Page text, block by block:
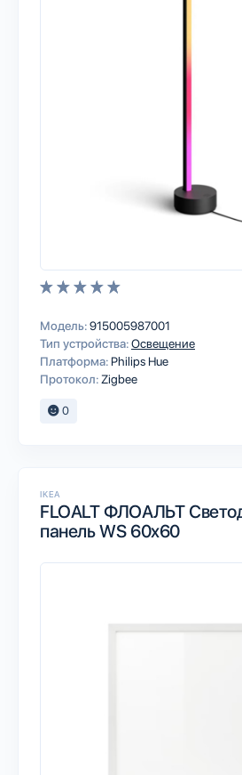
Модель:915005987001
Тип устройства:Освещение
Платформа: Philips Hue
Протокол: Zigbee
0
IKEA
FLOALT ФЛОАЛЬТ
панель WS 60x60